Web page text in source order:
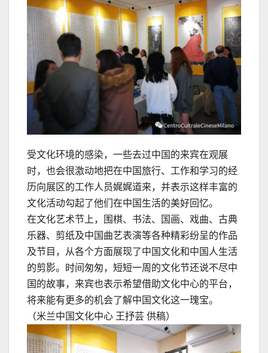
受文化环境的感染，一些去过中国的来宾在观展
时，也会很激动地把在中国旅行、工作和学习的经
历向展区的工作人员娓娓道来，并表示这样丰富的
文化活动勾起了他们在中国生活的美好回忆。
在文化艺术节上，围棋、书法、国画、戏曲、古典
乐器、剪纸及中国曲艺表演等各种精彩纷呈的作品
及节目，从各个方面展现了中国文化和中国人生活
的剪影。时间匆匆，短短一周的文化节还说不尽中
国的故事，来宾也表示希望借助文化中心的平台，
将来能有更多的机会了解中国文化这一瑰宝。
（米兰中国文化中心 王抒芸 供稿）